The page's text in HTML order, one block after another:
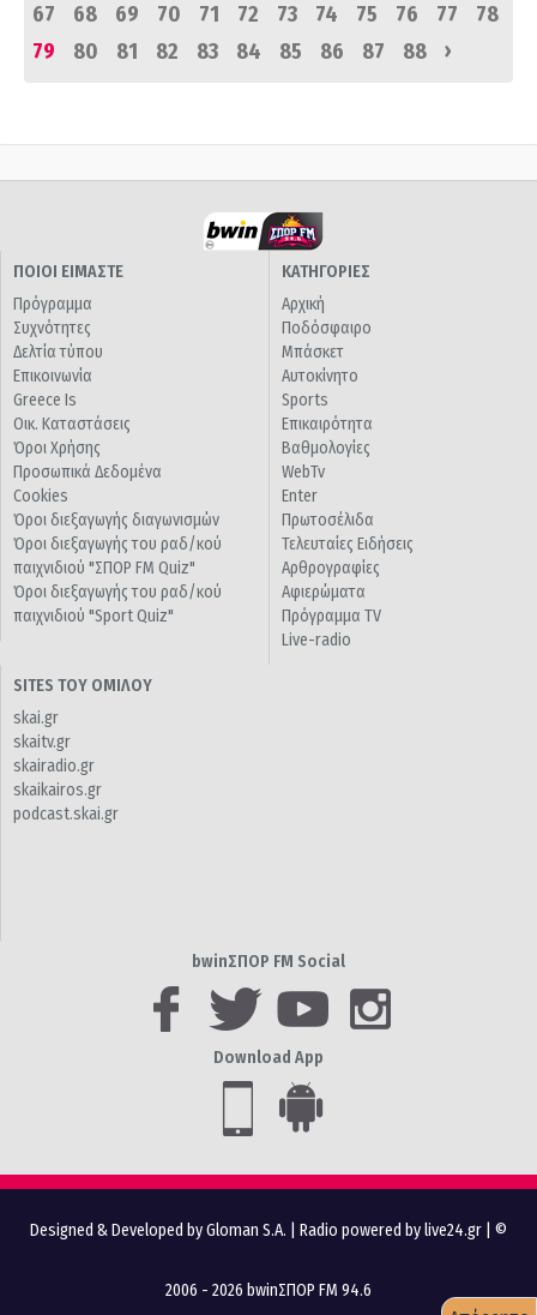
67
68 69 70 71 72 73 74 75 76 77
78
79
80 81 82 83 84 85 86 87 88 ›
ΠΟΙΟΙ ΕΙΜΑΣΤΕ
Πρόγραμμα
Συχνότητες
Δελτία τύπου
Επικοινωνία
Greece Is
Οικ. Καταστάσεις
Όροι Χρήσης
Προσωπικά Δεδομένα
Cookies
Όροι διεξαγωγής διαγωνισμών
Όροι διεξαγωγής του ραδ/κού
παιχνιδιού "ΣΠΟΡ FM Quiz"
Όροι διεξαγωγής του ραδ/κού
παιχνιδιού "Sport Quiz"
ΚΑΤΗΓΟΡΙΕΣ
Αρχική
Ποδόσφαιρο
Μπάσκετ
Αυτοκίνητο
Sports
Επικαιρότητα
Βαθμολογίες
WebTv
Enter
Πρωτοσέλιδα
Τελευταίες Ειδήσεις
Αρθρογραφίες
Αφιερώματα
Πρόγραμμα TV
Live-radio
SITES ΤΟΥ ΟΜΙΛΟΥ
skai.gr
skaitv.gr
skairadio.gr
skaikairos.gr
podcast.skai.gr
bwinΣΠΟΡ FM Social
Download App
Designed & Developed by Gloman S.A. Radio powered by live24.gr | ©
2006 - 2026 bwinΣΠΟΡ FM 94.6